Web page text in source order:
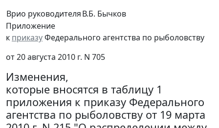
Врио руководителяВ.Б. Бычков
Приложение
к приказуФедерального агентства по рыболовству
от 20 августа 2010 г. N 705
Изменения,
которые вносятся в таблицу 1
приложения к приказу Федерального
агентства по рыболовству от 19 марта